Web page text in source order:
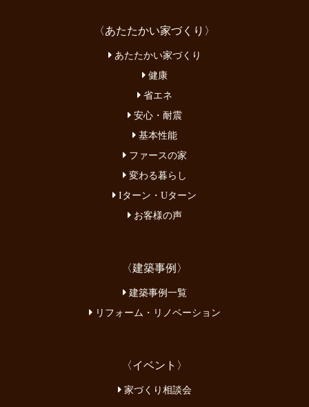
〈あたたかい家づくり〉
あたたかい家づくり
健康
省エネ
安心・耐震
基本性能
ファースの家
変わる暮らし
Iターン・Uターン
お客様の声
〈建築事例〉
建築事例一覧
リフォーム・リノベーション
〈イベント〉
家づくり相談会